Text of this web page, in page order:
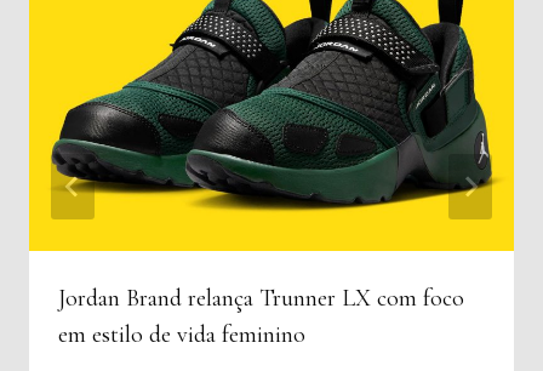
Jordan Brand relança Trunner LX com foco
em estilo de vida feminino